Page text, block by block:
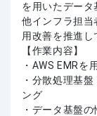
を用いたデータ
他インフラ担当
用改善を推進し
【作業内容】
・AWS EMRを
・分散処理基
ング
・データ基盤